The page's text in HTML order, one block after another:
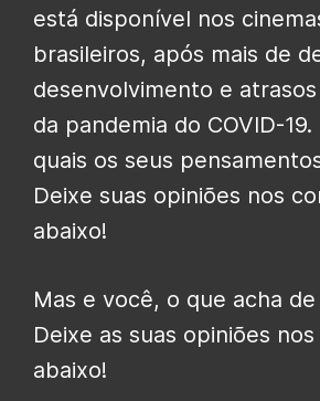
está disponível nos
brasileiros, após mais de
desenvolvimento e
da pandemia do COVID-19.
quais os seus
Deixe suas opiniões nos
abaixo!
Mas e você, o que acha
Deixe as suas opiniões
abaixo!